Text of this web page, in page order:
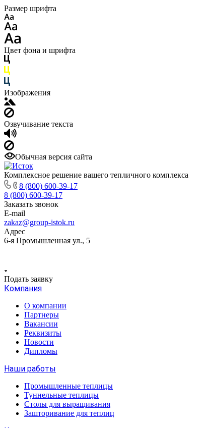
Размер шрифта
Цвет фона и шрифта
Изображения
Озвучивание текста
Обычная версия сайта
Комплексное решение вашего тепличного комплекса
8 (800) 600-39-17
8 (800) 600-39-17
Заказать звонок
E-mail
zakaz@group-istok.ru
Адрес
6-я Промышленная ул., 5
Подать заявку
Компания
О компании
Партнеры
Вакансии
Реквизиты
Новости
Дипломы
Наши работы
Промышленные теплицы
Туннельные теплицы
Столы для выращивания
Зашторивание для теплиц